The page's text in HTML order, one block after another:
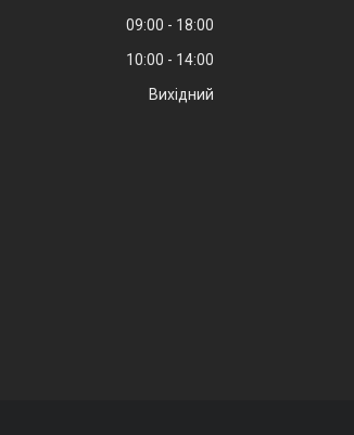
09:00
18:00
10:00
14:00
Вихідний